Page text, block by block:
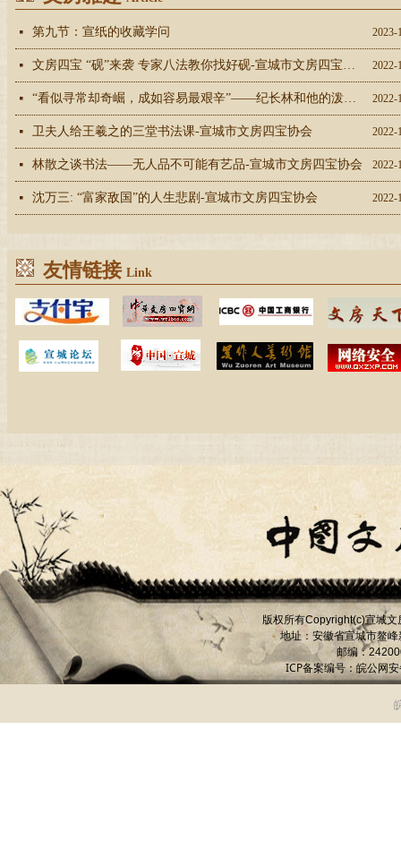
2023-
넷 第九节：宣纸的收藏学问
2022-
넷 文房四宝 “砚”来袭 专家八法教你找好砚-宣城市文房四宝协会
2022-
넷 “看似寻常却奇崛，成如容易最艰辛”——纪长林和他的泼彩山水-宣城市文房四宝协会
2022-
넷 卫夫人给王羲之的三堂书法课-宣城市文房四宝协会
2022-
넷 林散之谈书法——无人品不可能有艺品-宣城市文房四宝协会
2022-
넷 沈万三: “富家敌国”的人生悲剧-宣城市文房四宝协会
友情链接 Link
版权所有Copyright(c)宣城文
地址：安徽省宣城市鳌峰
邮编：
ICP备案编号： 皖公网